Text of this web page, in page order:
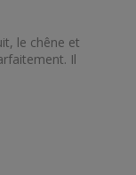
le chêne et
Il
au